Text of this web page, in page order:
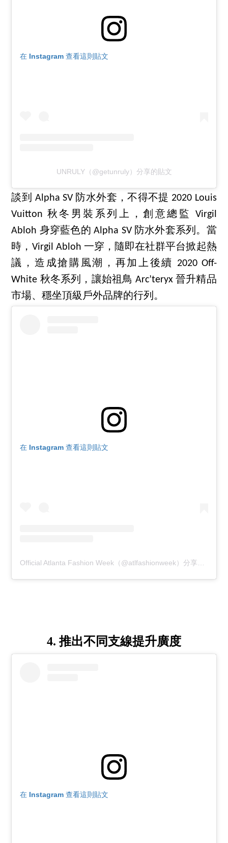
在 Instagram 查看這則貼文
UNRULY（@getunruly）分享的貼文
談到 Alpha SV 防水外套，不得不提 2020 Louis
Vuitton 秋冬男裝系列上，創意總監 Virgil
Abloh 身穿藍色的 Alpha SV 防水外套系列。當
時，Virgil Abloh 一穿，隨即在社群平台掀起熱
議，造成搶購風潮，再加上後續 2020 Off-
White 秋冬系列，讓始祖鳥 Arc’teryx 晉升精品
市場、穩坐頂級戶外品牌的行列。
在 Instagram 查看這則貼文
Official Atlanta Fashion Week（@atlfashionweek）分享的貼文
4. 推出不同支線提升廣度
在 Instagram 查看這則貼文